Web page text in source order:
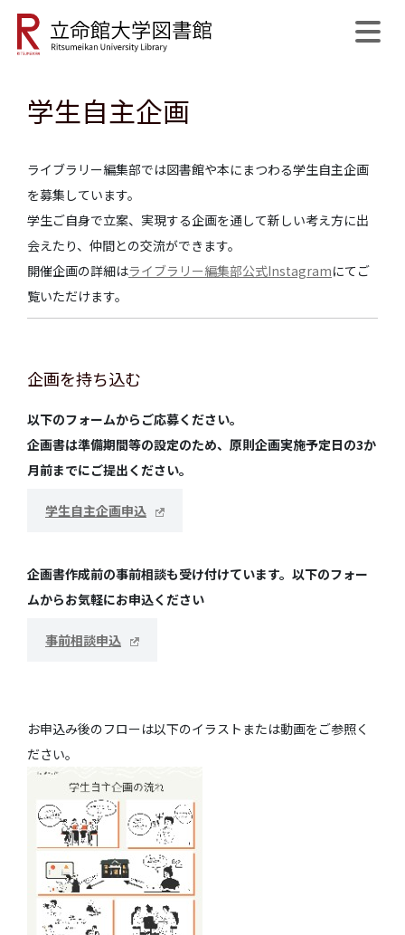
公式SNS 開館日程 MyLibrary
学生自主企画
ライブラリー編集部では図書館や本にまつわる学生自主企画
を募集しています。
学生ご自身で立案、実現する企画を通して新しい考え方に出
会えたり、仲間との交流ができます。
開催企画の詳細はライブラリー編集部公式Instagramにてご
覧いただけます。
企画を持ち込む
以下のフォームからご応募ください。
企画書は準備期間等の設定のため、原則企画実施予定日の3か
月前までにご提出ください。
学生自主企画申込
企画書作成前の事前相談も受け付けています。以下のフォー
ムからお気軽にお申込ください
事前相談申込
お申込み後のフローは以下のイラストまたは動画をご参照く
ださい。